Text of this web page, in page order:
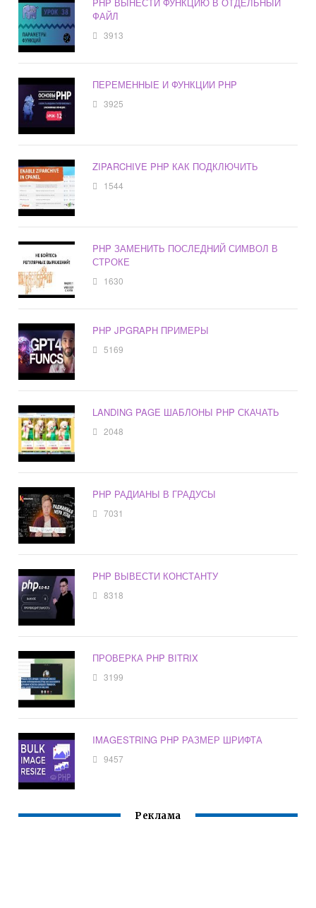
ФАЙЛ
3913
ПЕРЕМЕННЫЕ И ФУНКЦИИ PHP
3925
ZIPARCHIVE PHP КАК ПОДКЛЮЧИТЬ
1544
PHP ЗАМЕНИТЬ ПОСЛЕДНИЙ СИМВОЛ В
СТРОКЕ
1630
PHP JPGRAPH ПРИМЕРЫ
5169
LANDING PAGE ШАБЛОНЫ PHP СКАЧАТЬ
2048
PHP РАДИАНЫ В ГРАДУСЫ
7031
PHP ВЫВЕСТИ КОНСТАНТУ
8318
ПРОВЕРКА PHP BITRIX
3199
IMAGESTRING PHP РАЗМЕР ШРИФТА
9457
Реклама